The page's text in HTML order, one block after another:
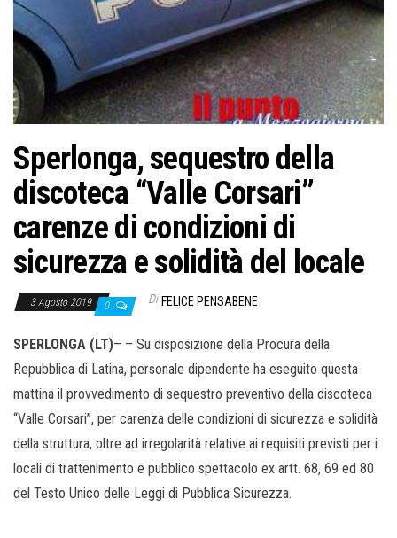
n
Sperlonga, sequestro della
discoteca “Valle Corsari”
carenze di condizioni di
sicurezza e solidità del locale
3 Agosto 2019 0 Di FELICE PENSABENE
SPERLONGA (LT)– – Su disposizione della Procura della
Repubblica di Latina, personale dipendente ha eseguito questa
mattina il provvedimento di sequestro preventivo della discoteca
“Valle Corsari”, per carenza delle condizioni di sicurezza e solidità
della struttura, oltre ad irregolarità relative ai requisiti previsti per i
locali di trattenimento e pubblico spettacolo ex artt. 68, 69 ed 80
del Testo Unico delle Leggi di Pubblica Sicurezza.